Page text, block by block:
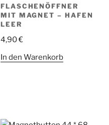
FLASCHENÖFFNER
MIT MAGNET – HAFEN
LEER
4,90€
In den Warenkorb